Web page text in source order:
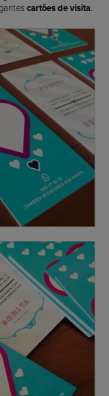
cartões de visita.